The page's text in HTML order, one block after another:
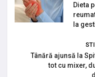
Dieta
la
Tânără ajunsă la
tot cu mixer,